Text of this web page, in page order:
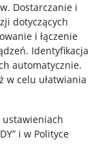
. Dostarczanie i
dotyczących
i łączenie
. Identyfikacja
automatycznie.
w celu ułatwiania
ustawieniach
i w Polityce